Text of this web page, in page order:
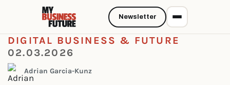
DIGITAL BUSINESS & FUTURE
02.03.2026
Adrian Garcia-Kunz
Newsletter